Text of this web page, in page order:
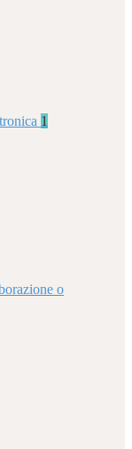
1
o